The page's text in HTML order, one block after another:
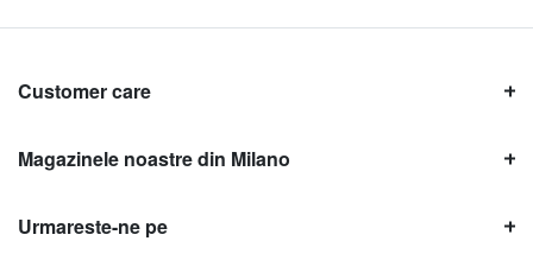
Customer care
Magazinele noastre din Milano
Urmareste-ne pe